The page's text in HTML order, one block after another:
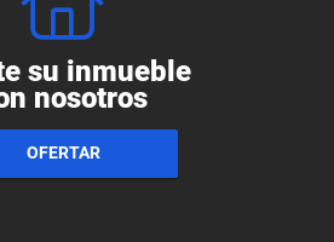
su inmueble
nosotros
OFERTAR